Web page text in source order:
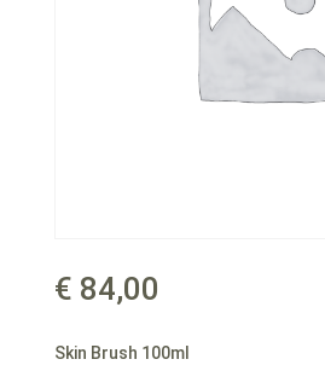
€ 84,00
Skin Brush 100ml